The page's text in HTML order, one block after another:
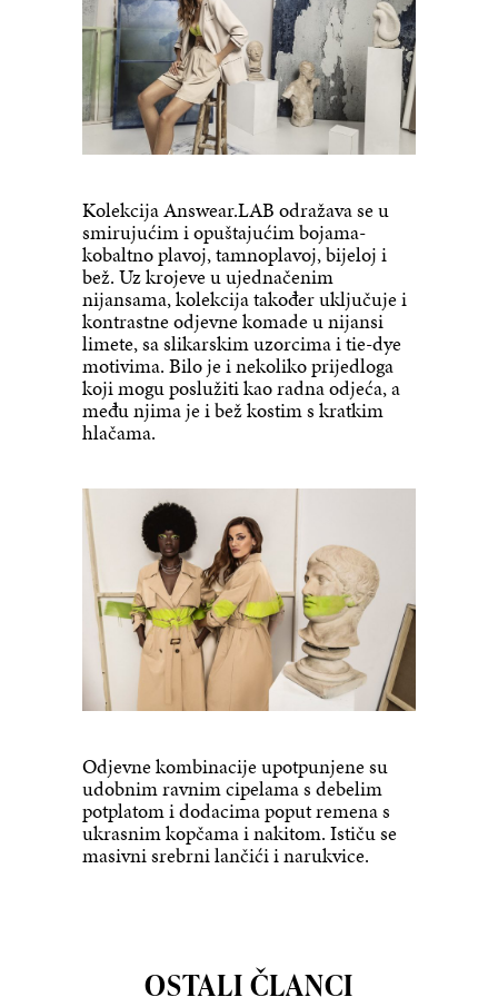
Kolekcija Answear.LAB odražava se u
smirujućim i opuštajućim bojama-
kobaltno plavoj, tamnoplavoj, bijeloj i
bež. Uz krojeve u ujednačenim
nijansama, kolekcija također uključuje i
kontrastne odjevne komade u nijansi
limete, sa slikarskim uzorcima i tie-dye
motivima. Bilo je i nekoliko prijedloga
koji mogu poslužiti kao radna odjeća, a
među njima je i bež kostim s kratkim
hlačama.
Odjevne kombinacije upotpunjene su
udobnim ravnim cipelama s debelim
potplatom i dodacima poput remena s
ukrasnim kopčama i nakitom. Ističu se
masivni srebrni lančići i narukvice.
OSTALI ČLANCI